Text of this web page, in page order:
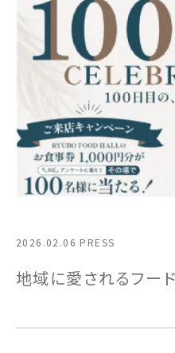
2026.02.06 PRESS
地域に愛されるフー